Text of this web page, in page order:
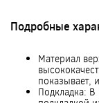
Подробные
Материал
показывает,
Подкладка: